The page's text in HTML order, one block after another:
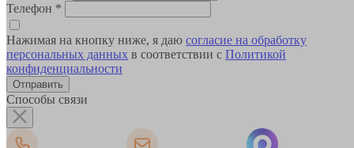
Телефон *
Нажимая на кнопку ниже, я даю согласие на обработку
персональных данных в соответствии с Политикой
конфиденциальности
Способы связи